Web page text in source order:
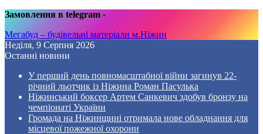
Замовлення в telegram -
Мегабуд – будівельні матеріали м.Ніжин
Неділя, 9 Серпня 2026
Останні новини
У перший день повномасштабної війни загинув 22-
річний льотчик із Ніжина Роман Пасулька
Ніжинський боксер Артем Санкевич здобув бронзу на
чемпіонаті України
Громада на Ніжинщині отримала нове обладнання для
місцевої пожежної охорони